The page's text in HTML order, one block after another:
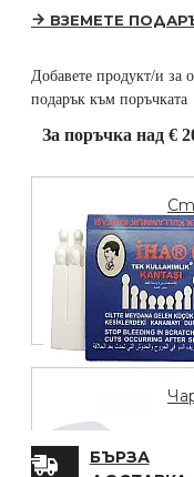
ВЗЕМЕТЕ
Добавете продукт/и за
подарък към поръчката
За поръчка над €
БЪРЗА